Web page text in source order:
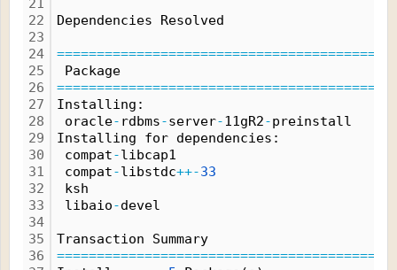
21
22
23
24
25
26
27
28
29
30
31
32
33
34
35
36
Dependencies Resolved
========================================
Package
========================================
Installing:
oracle- rdbms-server-11gR2-preinstall
Installing for dependencies:
compat-libcap1
compat-libstdc++-33
ksh
libaio-devel
Transaction Summary
========================================